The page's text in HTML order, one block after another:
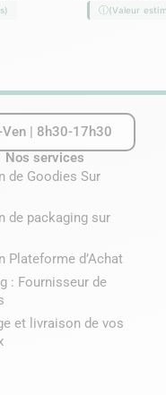
(Valeur
Ven | 8h30-17h30
Nos services
de Goodies Sur
de packaging sur
Plateforme d’Achat
: Fournisseur de
et livraison de vos